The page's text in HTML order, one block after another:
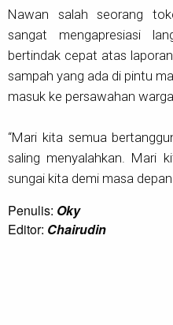
Nawan salah seorang
sangat mengapresiasi
bertindak cepat atas
sampah yang ada di pintu
masuk ke persawahan
“Mari kita semua
saling menyalahkan. Mari
sungai kita demi masa
Penulis: Oky
Editor: Chairudin